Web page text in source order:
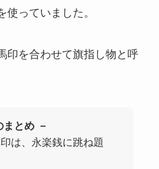
っていました。
印を合わせて旗指し物と呼
まとめ －
は、永楽銭に跳ね題